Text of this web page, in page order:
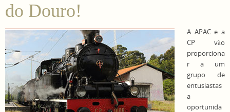
do Douro!
A APAC e a
CP vão
proporciona
r a um
grupo de
entusiastas
a
oportunida